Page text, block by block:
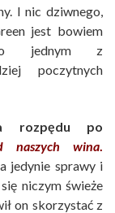
I nic dziwnego,
jest bowiem
jednym z
poczytnych
rozpędu po
naszych wina.
jedynie sprawy i
niczym świeże
on skorzystać z